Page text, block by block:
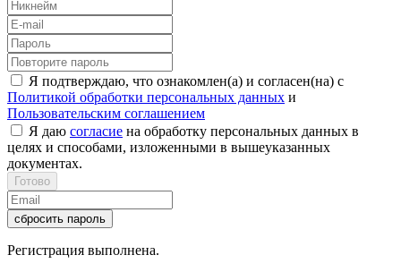
Я подтверждаю, что ознакомлен(а) и согласен(на) с
Политикой обработки персональных данных и
Пользовательским соглашением
Я даю согласие на обработку персональных данных в
целях и способами, изложенными в вышеуказанных
документах.
Готово
сбросить пароль
Регистрация выполнена.